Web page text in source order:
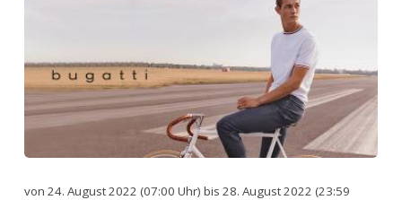
von 24. August 2022 (07:00 Uhr) bis 28. August 2022 (23:59